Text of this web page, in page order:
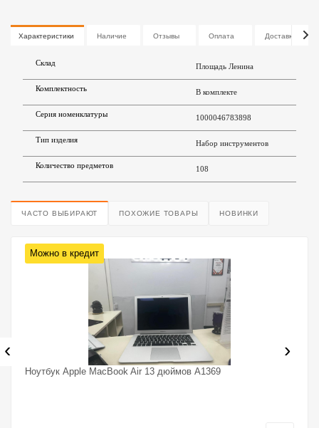
Характеристики Наличие Отзывы Оплата Доставка
Склад Площадь Ленина
Комплектность В комплекте
Серия номенклатуры 1000046783898
Тип изделия Набор инструментов
Количество предметов 108
ЧАСТО ВЫБИРАЮТ ПОХОЖИЕ ТОВАРЫ НОВИНКИ
Можно в кредит
Ноутбук Apple MacBook Air 13 дюймов A1369
‹ ›